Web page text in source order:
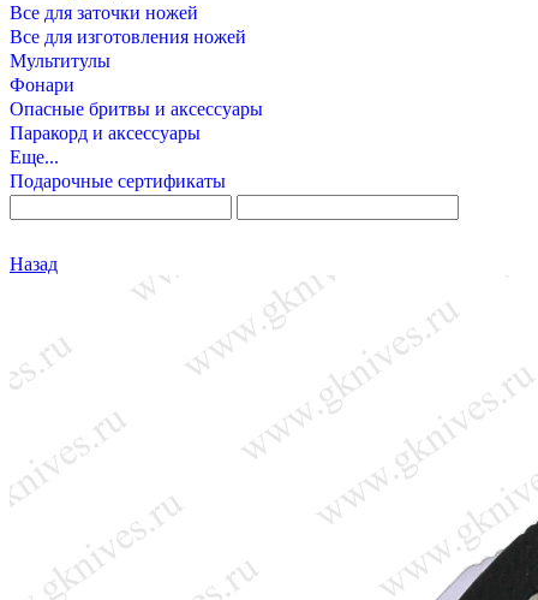
Все для заточки ножей
Все для изготовления ножей
Мультитулы
Фонари
Опасные бритвы и аксессуары
Паракорд и аксессуары
Еще...
Подарочные сертификаты
Назад